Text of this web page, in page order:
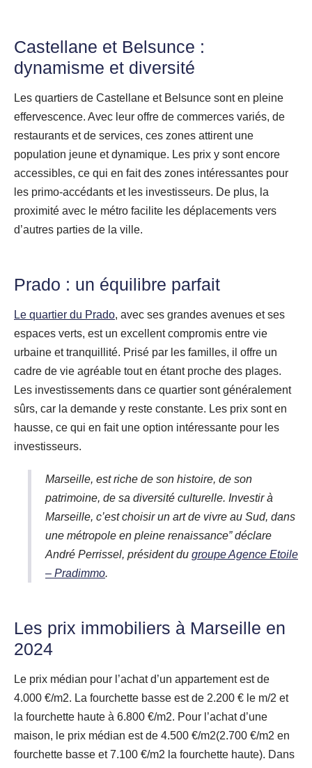
Castellane et Belsunce :
dynamisme et diversité
Les quartiers de Castellane et Belsunce sont en pleine
effervescence. Avec leur offre de commerces variés, de
restaurants et de services, ces zones attirent une
population jeune et dynamique. Les prix y sont encore
accessibles, ce qui en fait des zones intéressantes pour
les primo-accédants et les investisseurs. De plus, la
proximité avec le métro facilite les déplacements vers
d’autres parties de la ville.
Prado : un équilibre parfait
Le quartier du Prado, avec ses grandes avenues et ses
espaces verts, est un excellent compromis entre vie
urbaine et tranquillité. Prisé par les familles, il offre un
cadre de vie agréable tout en étant proche des plages.
Les investissements dans ce quartier sont généralement
sûrs, car la demande y reste constante. Les prix sont en
hausse, ce qui en fait une option intéressante pour les
investisseurs.
Marseille, est riche de son histoire, de son
patrimoine, de sa diversité culturelle. Investir à
Marseille, c’est choisir un art de vivre au Sud, dans
une métropole en pleine renaissance”déclare
André Perrissel, président du groupe Agence Etoile
– Pradimmo.
Les prix immobiliers à Marseille en
2024
Le prix médian pour l’achat d’un appartement est de
4.000 €/m2. La fourchette basse est de 2.200 € le m/2 et
la fourchette haute à 6.800 €/m2. Pour l’achat d’une
maison, le prix médian est de 4.500 €/m2(2.700 €/m2 en
fourchette basse et 7.100 €/m2 la fourchette haute). Dans